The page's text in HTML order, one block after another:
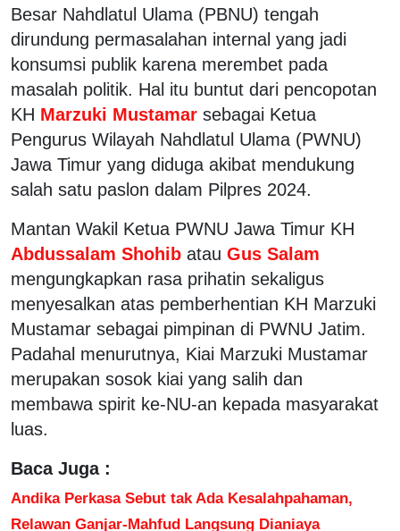
Besar Nahdlatul Ulama (PBNU) tengah
dirundung permasalahan internal yang jadi
konsumsi publik karena merembet pada
masalah politik. Hal itu buntut dari pencopotan
KH Marzuki Mustamar sebagai Ketua
Pengurus Wilayah Nahdlatul Ulama (PWNU)
Jawa Timur yang diduga akibat mendukung
salah satu paslon dalam Pilpres 2024.
Mantan Wakil Ketua PWNU Jawa Timur KH
Abdussalam Shohib atau Gus Salam
mengungkapkan rasa prihatin sekaligus
menyesalkan atas pemberhentian KH Marzuki
Mustamar sebagai pimpinan di PWNU Jatim.
Padahal menurutnya, Kiai Marzuki Mustamar
merupakan sosok kiai yang salih dan
membawa spirit ke-NU-an kepada masyarakat
luas.
Baca Juga :
Andika Perkasa Sebut tak Ada Kesalahpahaman,
Relawan Ganjar-Mahfud Langsung Dianiaya